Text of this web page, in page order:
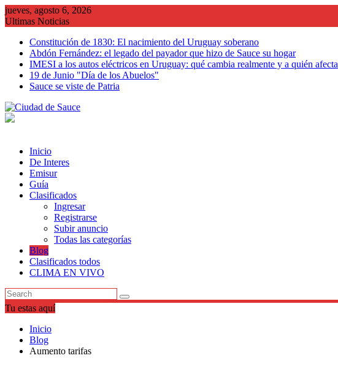
Saltar
al
jueves, agosto 6, 2026
Ultimas Noticias
Constitución de 1830: El nacimiento del Uruguay soberano
Abdón Fernández: el legado del payador que hizo de Sauce su hogar
IMESI a los autos eléctricos en Uruguay: qué cambia realmente y a quién afecta
19 de Junio "Día de los Abuelos"
Sauce se viste de Patria
Inicio
De Interes
Emisur
Guía
Clasificados
Ingresar
Registrarse
Subir anuncio
Todas las categorías
Blog
Clasificados todos
CLIMA EN VIVO
Tu estas aquí
Inicio
Blog
Aumento tarifas